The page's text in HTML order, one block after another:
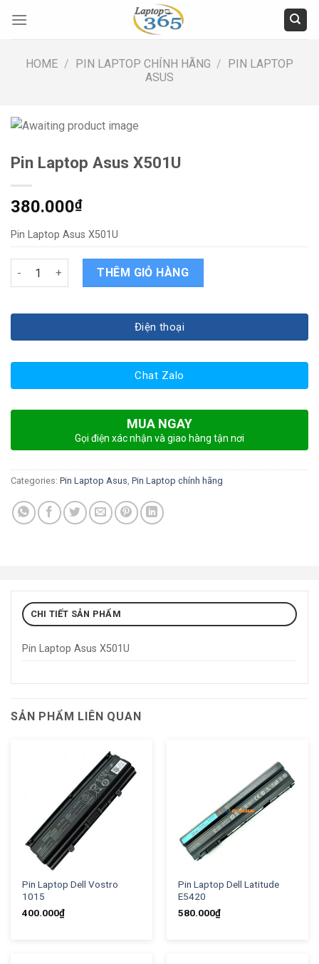
HOME / PIN LAPTOP CHÍNH HÃNG / PIN LAPTOP
ASUS
Pin Laptop Asus X501U
380.000₫
Pin Laptop Asus X501U
Pin Laptop Asus X501U quantity
THÊM GIỎ HÀNG
Điện thoại
Chat Zalo
MUA NGAY
Gọi điện xác nhận và giao hàng tận nơi
Categories: Pin Laptop Asus, Pin Laptop chính hãng
CHI TIẾT SẢN PHẨM
Pin Laptop Asus X501U
SẢN PHẨM LIÊN QUAN
Pin Laptop Dell Vostro
1015
400.000₫
Pin Laptop Dell Latitude
E5420
580.000₫